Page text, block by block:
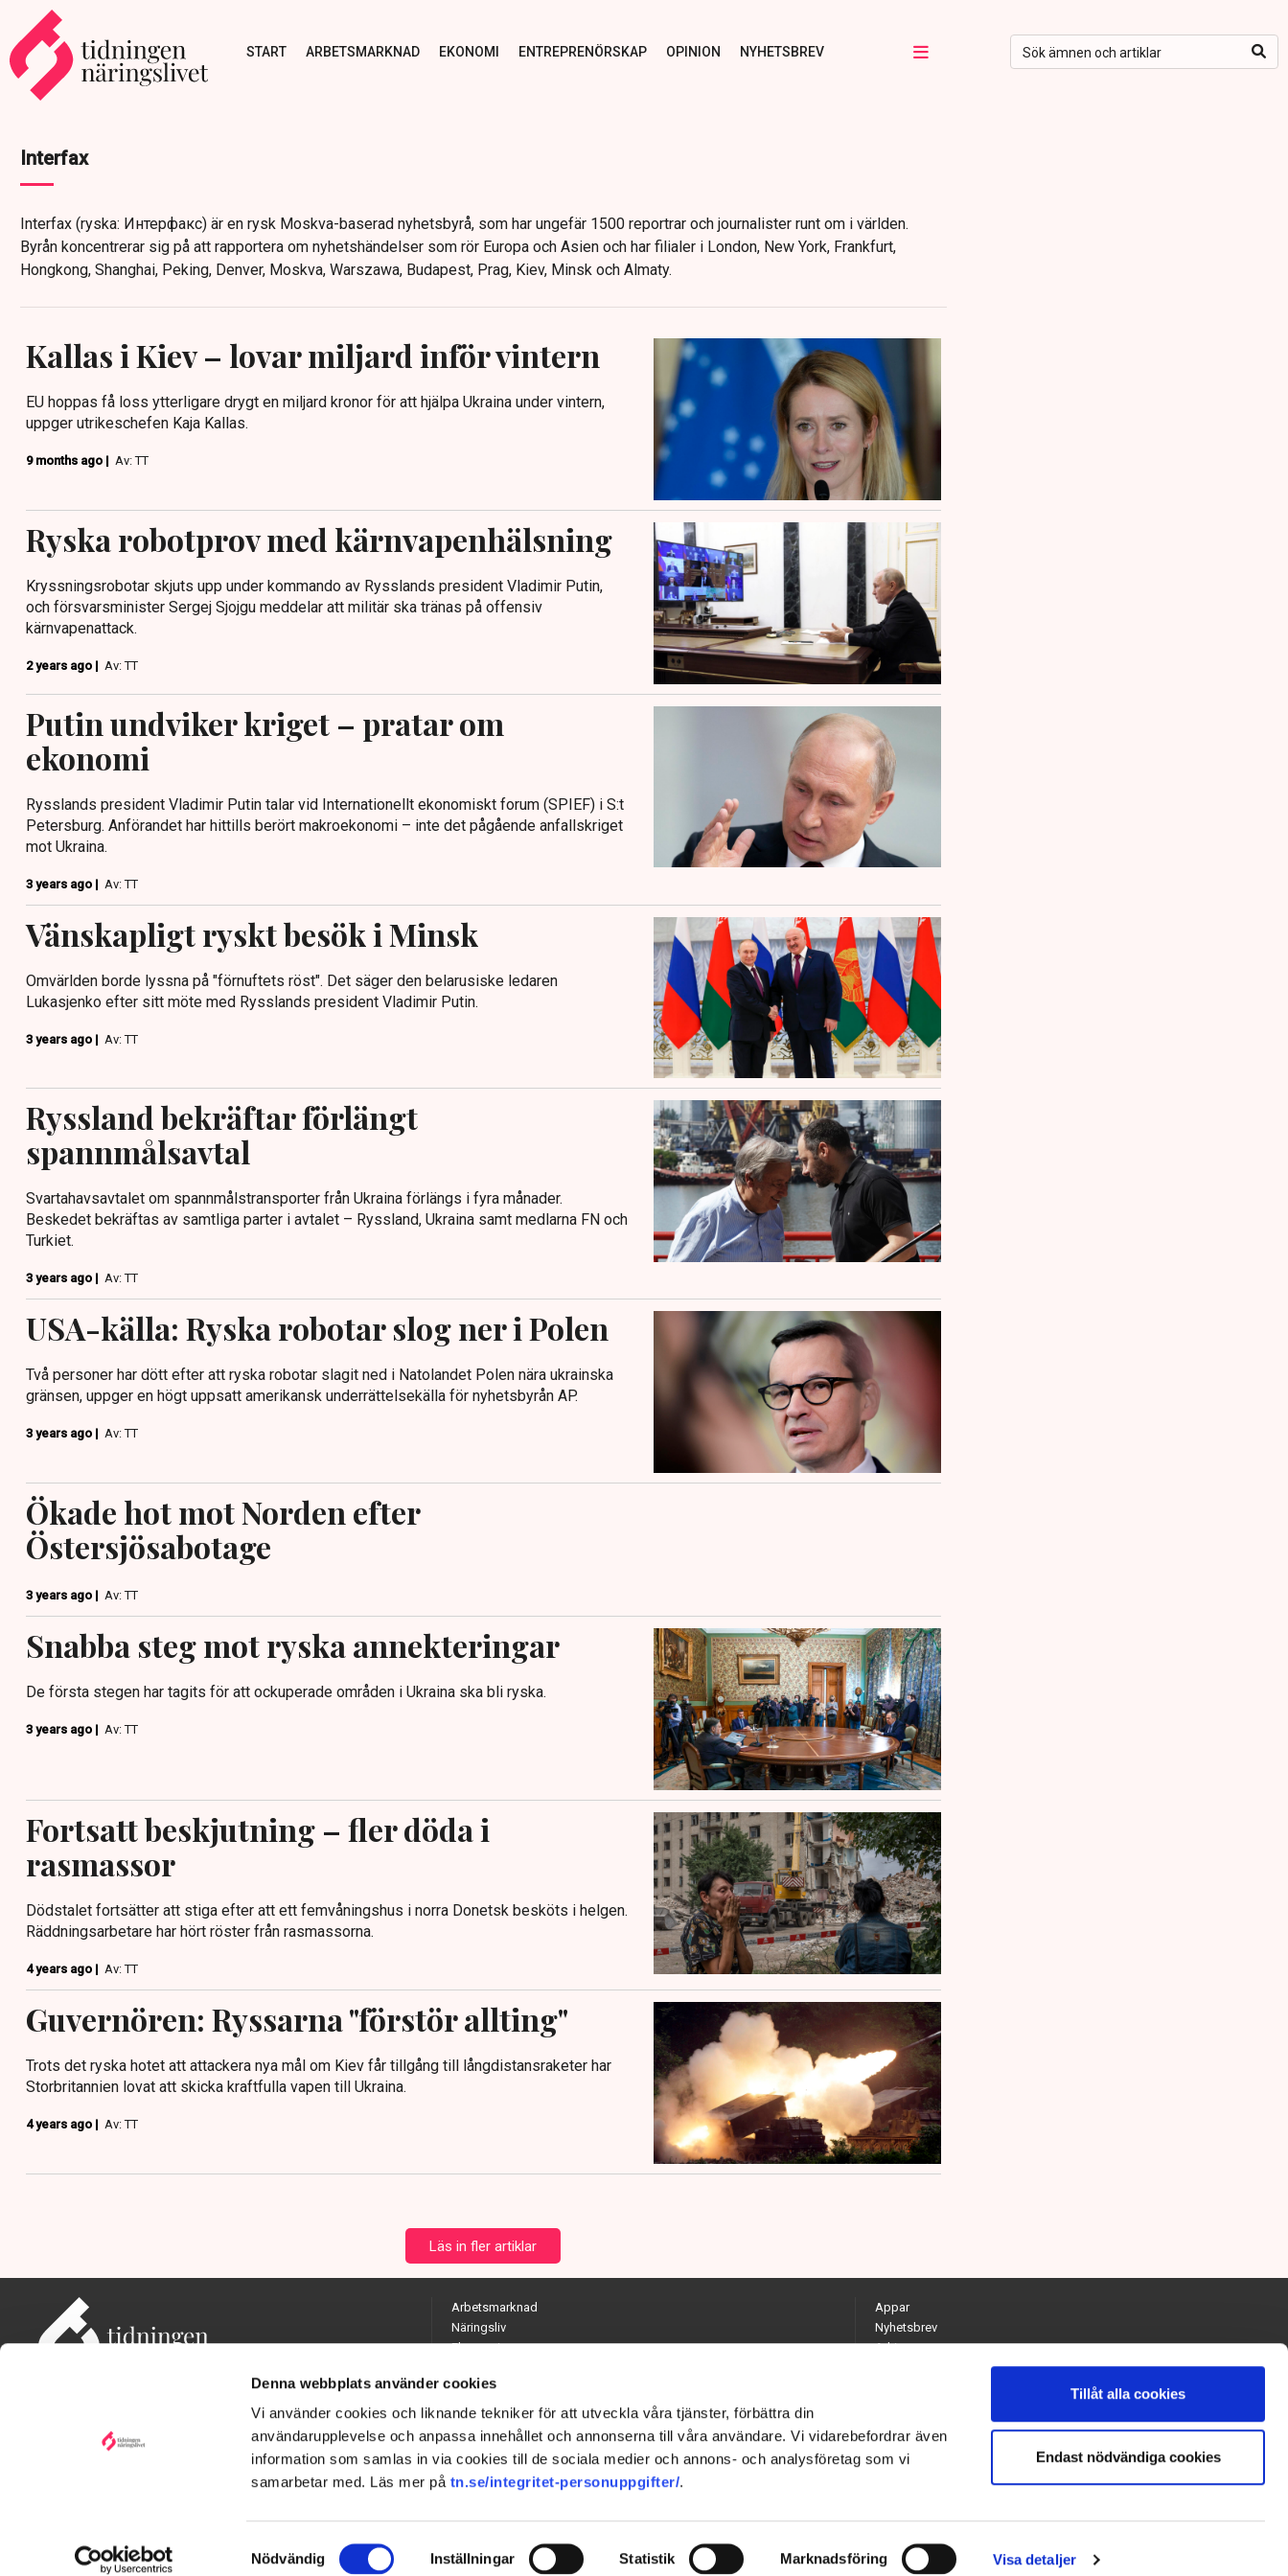
Denna webbplats använder cookies
Vi använder cookies och liknande tekniker för att utveckla våra tjänster, förbättra din
användarupplevelse och anpassa innehållet och annonserna till våra användare. Vi vidarebefordrar även
information som samlas in via cookies till de sociala medier och annons- och analysföretag som vi
samarbetar med. Läs mer på tn.se/integritet-personuppgifter/.
Samtyckesval
Nödvändig Inställningar Statistik Marknadsföring Visa detaljer
Tillåt alla cookies
Endast nödvändiga cookies
START ARBETSMARKNAD EKONOMI ENTREPRENÖRSKAP OPINION NYHETSBREV
Interfax
Interfax (ryska: Интерфакс) är en rysk Moskva-baserad nyhetsbyrå, som har ungefär 1500 reportrar och journalister runt om i världen.
Byrån koncentrerar sig på att rapportera om nyhetshändelser som rör Europa och Asien och har filialer i London, New York, Frankfurt,
Hongkong, Shanghai, Peking, Denver, Moskva, Warszawa, Budapest, Prag, Kiev, Minsk och Almaty.
Kallas i Kiev – lovar miljard inför vintern
EU hoppas få loss ytterligare drygt en miljard kronor för att hjälpa Ukraina under vintern,
uppger utrikeschefen Kaja Kallas.
9 months ago | Av: TT
Ryska robotprov med kärnvapenhälsning
Kryssningsrobotar skjuts upp under kommando av Rysslands president Vladimir Putin,
och försvarsminister Sergej Sjojgu meddelar att militär ska tränas på offensiv
kärnvapenattack.
2 years ago | Av: TT
Putin undviker kriget – pratar om
ekonomi
Rysslands president Vladimir Putin talar vid Internationellt ekonomiskt forum (SPIEF) i S:t
Petersburg. Anförandet har hittills berört makroekonomi – inte det pågående anfallskriget
mot Ukraina.
3 years ago | Av: TT
Vänskapligt ryskt besök i Minsk
Omvärlden borde lyssna på "förnuftets röst". Det säger den belarusiske ledaren
Lukasjenko efter sitt möte med Rysslands president Vladimir Putin.
3 years ago | Av: TT
Ryssland bekräftar förlängt
spannmålsavtal
Svartahavsavtalet om spannmålstransporter från Ukraina förlängs i fyra månader.
Beskedet bekräftas av samtliga parter i avtalet – Ryssland, Ukraina samt medlarna FN och
Turkiet.
3 years ago | Av: TT
USA-källa: Ryska robotar slog ner i Polen
Två personer har dött efter att ryska robotar slagit ned i Natolandet Polen nära ukrainska
gränsen, uppger en högt uppsatt amerikansk underrättelsekälla för nyhetsbyrån AP.
3 years ago | Av: TT
Ökade hot mot Norden efter
Östersjösabotage
3 years ago | Av: TT
Snabba steg mot ryska annekteringar
De första stegen har tagits för att ockuperade områden i Ukraina ska bli ryska.
3 years ago | Av: TT
Fortsatt beskjutning – fler döda i
rasmassor
Dödstalet fortsätter att stiga efter att ett femvåningshus i norra Donetsk besköts i helgen.
Räddningsarbetare har hört röster från rasmassorna.
4 years ago | Av: TT
Guvernören: Ryssarna "förstör allting"
Trots det ryska hotet att attackera nya mål om Kiev får tillgång till långdistansraketer har
Storbritannien lovat att skicka kraftfulla vapen till Ukraina.
4 years ago | Av: TT
Läs in fler artiklar
Adress: Tidningen Näringslivet, 114 82 Stockholm
Besöksadress: Storgatan 19, Stockholm
Arbetsmarknad
Näringsliv
Ekonomi
Opinion
Hållbarhet
Utrikes
Quiz
Appar
Nyhetsbrev
Arkiv
Kontakta redaktionen
Chefredaktör och ansvarig utgivare: